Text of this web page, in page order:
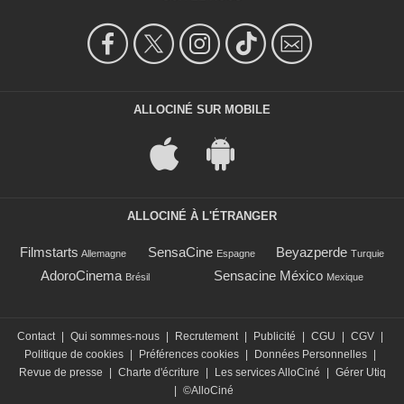
ALLOCINÉ SUR MOBILE
ALLOCINÉ À L'ÉTRANGER
Filmstarts Allemagne SensaCine Espagne Beyazperde Turquie
AdoroCinema Brésil Sensacine México Mexique
Contact Qui sommes-nous Recrutement Publicité CGU CGV
Politique de cookies
Préférences cookies Données Personnelles
Revue de presse
Charte d'écriture Les services AlloCiné
Gérer Utiq
©AlloCiné